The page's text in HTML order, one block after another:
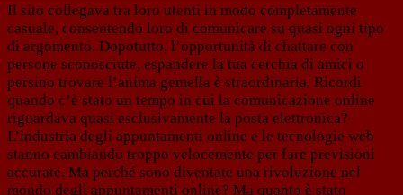
Il sito collegava tra loro utenti in modo completamente
casuale, consentendo loro di comunicare su quasi ogni tipo
di argomento. Dopotutto, l’opportunità di chattare con
persone sconosciute, espandere la tua cerchia di amici o
persino trovare l’anima gemella è straordinaria. Ricordi
quando c’è stato un tempo in cui la comunicazione online
riguardava quasi esclusivamente la posta elettronica?
L’industria degli appuntamenti online e le tecnologie web
stanno cambiando troppo velocemente per fare previsioni
accurate. Ma perché sono diventate una rivoluzione nel
mondo degli appuntamenti online? Ma quanto è stato